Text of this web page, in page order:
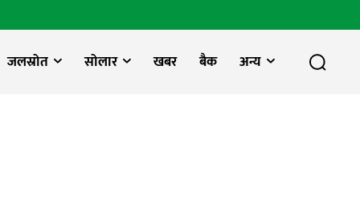
जलस्रोत सोलार खबर बैक अन्य